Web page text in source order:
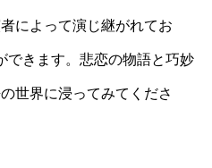
によって演じ継がれてお
できます。悲恋の物語と巧妙
世界に浸ってみてくださ